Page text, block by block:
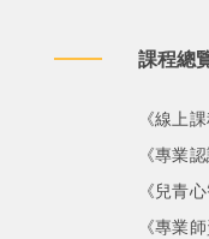
課程總
《線上課
《專業
《兒青
《專業